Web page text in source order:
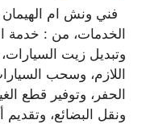
فني ونش ام
الخدمات، من : خدمة
وتبديل زيت
اللازم، وسحب
الحفر، وتوفير قطع
ونقل البضائع، وتقديم